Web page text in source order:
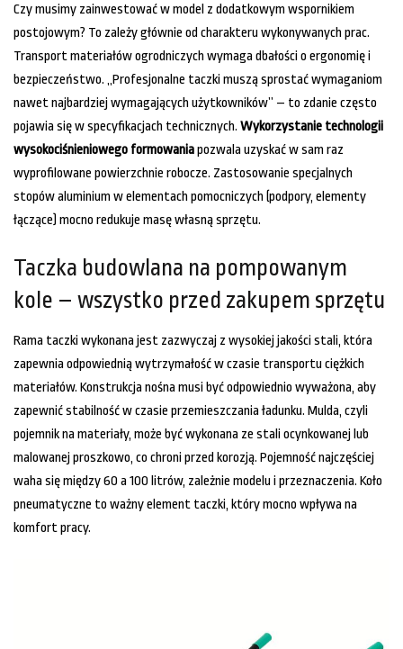
Czy musimy zainwestować w model z dodatkowym wspornikiem
postojowym? To zależy głównie od charakteru wykonywanych prac.
Transport materiałów ogrodniczych wymaga dbałości o ergonomię i
bezpieczeństwo. „Profesjonalne taczki muszą sprostać wymaganiom
nawet najbardziej wymagających użytkowników” – to zdanie często
pojawia się w specyfikacjach technicznych. Wykorzystanie technologii
wysokociśnieniowego formowaniapozwala uzyskać w sam raz
wyprofilowane powierzchnie robocze. Zastosowanie specjalnych
stopów aluminium w elementach pomocniczych (podpory, elementy
łączące) mocno redukuje masę własną sprzętu.
Taczka budowlana na pompowanym
kole – wszystko przed zakupem sprzętu
Rama taczki wykonana jest zazwyczaj z wysokiej jakości stali, która
zapewnia odpowiednią wytrzymałość w czasie transportu ciężkich
materiałów. Konstrukcja nośna musi być odpowiednio wyważona, aby
zapewnić stabilność w czasie przemieszczania ładunku. Mulda, czyli
pojemnik na materiały, może być wykonana ze stali ocynkowanej lub
malowanej proszkowo, co chroni przed korozją. Pojemność najczęściej
waha się między 60 a 100 litrów, zależnie modelu i przeznaczenia. Koło
pneumatyczne to ważny element taczki, który mocno wpływa na
komfort pracy.